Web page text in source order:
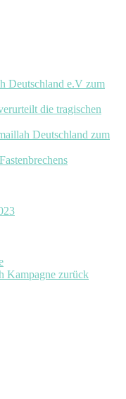
Deutschland e.V zum
die tragischen
Deutschland zum
Kampagne zurück